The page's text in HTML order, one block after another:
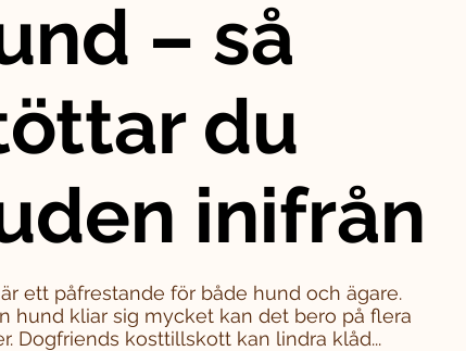
– så
du
inifrån
ett påfrestande för både hund och ägare.
hund kliar sig mycket kan det bero på flera
Dogfriends kosttillskott kan lindra klåd...